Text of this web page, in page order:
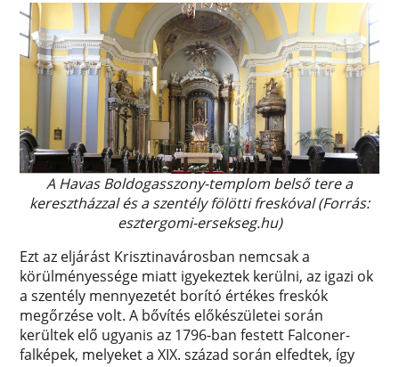
A Havas Boldogasszony-templom belső tere a
keresztházzal és a szentély fölötti freskóval (Forrás:
esztergomi-ersekseg.hu)
Ezt az eljárást Krisztinavárosban nemcsak a
körülményessége miatt igyekeztek kerülni, az igazi ok
a szentély mennyezetét borító értékes freskók
megőrzése volt. A bővítés előkészületei során
kerültek elő ugyanis az 1796-ban festett Falconer-
falképek, melyeket a XIX. század során elfedtek, így